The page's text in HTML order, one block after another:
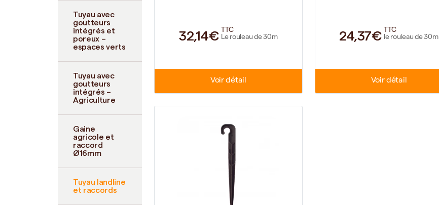
Tuyau avec
goutteurs
intégrés et
poreux –
espaces verts
Tuyau avec
goutteurs
intégrés –
Agriculture
Gaine
agricole et
raccord
Ø16mm
Tuyau landline
et raccords
32,14€
TTC
Le rouleau de 30m
Voir détail
24,37€
TTC
le rouleau de 30m
Voir détail